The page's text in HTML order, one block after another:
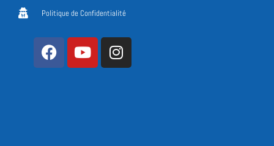
Politique de Confidentialité